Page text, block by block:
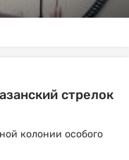
стрелок
колонии особого